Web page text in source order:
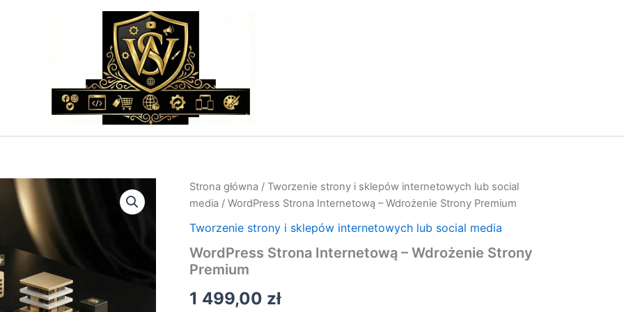
Strona główna / Tworzenie strony i sklepów internetowych lub social
media / WordPress Strona Internetową – Wdrożenie Strony Premium
Tworzenie strony i sklepów internetowych lub social media
WordPress Strona Internetową – Wdrożenie Strony
Premium
1 499,00 zł
ilość
WordPress
Internetową
Wdrożenie
Strony